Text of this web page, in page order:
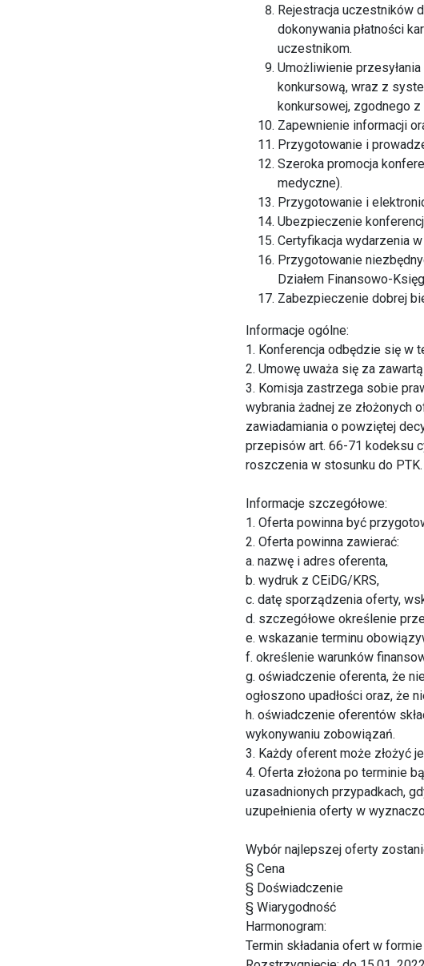
Rejestracja uczestników
dokonywania płatności
uczestnikom.
Umożliwienie
konkursową, wraz z
konkursowej, zgodnego
Zapewnienie informacji
Przygotowanie i
Szeroka promocja
medyczne).
Przygotowanie i
Ubezpieczenie
Certyfikacja wydarzenia w
Przygotowanie
Działem Finansowo-
Zabezpieczenie dobrej
Informacje ogólne:
1. Konferencja odbędzie się w
2. Umowę uważa się za
3. Komisja zastrzega sobie
wybrania żadnej ze
zawiadamiania o powziętej
przepisów art. 66-71 kodeksu
roszczenia w stosunku do PTK.
Informacje szczegółowe:
1. Oferta powinna być
2. Oferta powinna zawierać:
a. nazwę i adres oferenta,
b. wydruk z CEiDG/KRS,
c. datę sporządzenia oferty,
d. szczegółowe określenie
e. wskazanie terminu
f. określenie warunków
g. oświadczenie oferenta, że
ogłoszono upadłości oraz, że
h. oświadczenie oferentów
wykonywaniu zobowiązań.
3. Każdy oferent może złożyć
4. Oferta złożona po terminie
uzasadnionych przypadkach,
uzupełnienia oferty w
Wybór najlepszej oferty
§ Cena
§ Doświadczenie
§ Wiarygodność
Harmonogram:
Termin składania ofert w